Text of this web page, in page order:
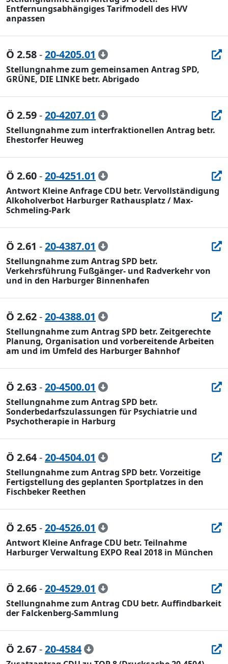
Entfernungsabhängiges Tarifmodell des HVV
anpassen
Ö 2.58-20-4205.01
Stellungnahme zum gemeinsamen Antrag SPD,
GRÜNE, DIE LINKE betr. Abrigado
Ö 2.59-20-4207.01
Stellungnahme zum interfraktionellen Antrag betr.
Ehestorfer Heuweg
Ö 2.60-20-4251.01
Antwort Kleine Anfrage CDU betr. Vervollständigung
Alkoholverbot Harburger Rathausplatz / Max-
Schmeling-Park
Ö 2.61 -20-4387.01
Stellungnahme zum Antrag SPD betr.
Verkehrsführung Fußgänger- und Radverkehr von
und in den Harburger Binnenhafen
Ö 2.62-20-4388.01
Stellungnahme zum Antrag SPD betr. Zeitgerechte
Planung, Organisation und vorbereitende Arbeiten
am und im Umfeld des Harburger Bahnhof
Ö 2.63-20-4500.01
Stellungnahme zum Antrag SPD betr.
Sonderbedarfszulassungen für Psychiatrie und
Psychotherapie in Harburg
Ö 2.64-20-4504.01
Stellungnahme zum Antrag SPD betr. Vorzeitige
Fertigstellung des geplanten Sportplatzes in den
Fischbeker Reethen
Ö 2.65-20-4526.01
Antwort Kleine Anfrage CDU betr. Teilnahme
Harburger Verwaltung EXPO Real 2018 in München
Ö 2.66-20-4529.01
Stellungnahme zum Antrag CDU betr. Auffindbarkeit
der Falckenberg-Sammlung
Ö 2.67-20-4584